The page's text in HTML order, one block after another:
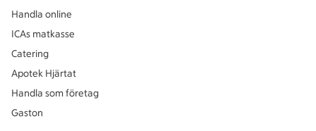
Handla online
ICAs matkasse
Catering
Apotek Hjärtat
Handla som företag
Gaston